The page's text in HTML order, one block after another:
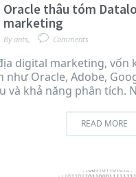
Oracle thâu tóm
marketing
Byants, Comments
digital marketing, vốn
như Oracle, Adobe,
và khả năng phân tích.
READ MORE